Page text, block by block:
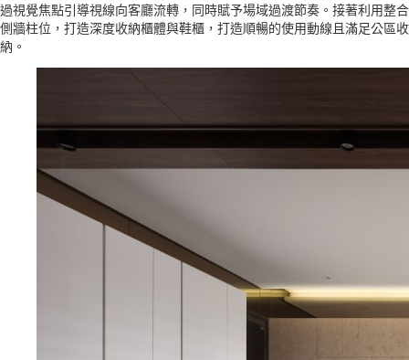
過視覺焦點引導視線向客廳流轉，同時賦予場域過渡節奏。接著利用整合
側牆柱位，打造深度收納櫃體與鞋櫃，打造順暢的使用動線且滿足公區收
納。